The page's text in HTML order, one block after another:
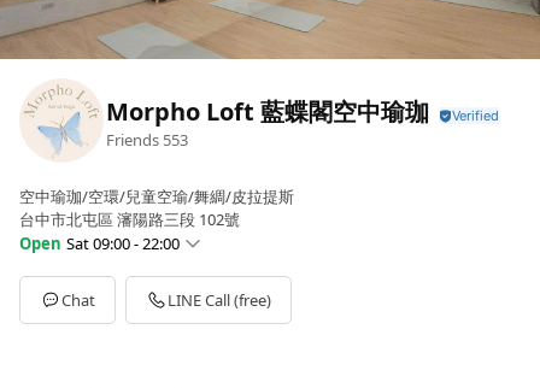
Morpho Loft 藍蝶閣空中瑜珈
Friends 553
空中瑜珈/空環/兒童空瑜/舞綢/皮拉提斯
台中市北屯區 瀋陽路三段 102號
Open Sat 09:00 - 22:00
Sun09:00 - 22:00
Mon09:00 - 22:00
Tue
09:00 - 22:00
Chat LINE Call (free)